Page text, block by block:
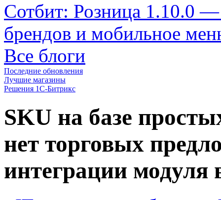
Сотбит: Розница 1.10.0 —
брендов и мобильное
Все блоги
Последние обновления
Лучшие магазины
Решения 1С-Битрикс
SKU на базе
нет торговых
интеграции модуля